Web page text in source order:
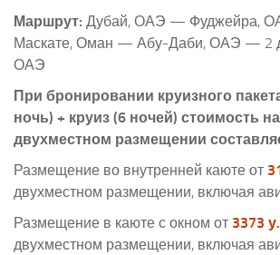
Маршрут: Дубай, ОАЭ — Фуджейра,
Маскате, Оман — Абу-Даби, ОАЭ — 2
ОАЭ
При бронировании круизного
ночь) + круиз (6 ночей) стоимость
двухместном размещении
Размещение во внутренней каюте от
двухместном размещении, включая
Размещение в каюте с окном от 3373
двухместном размещении, включая